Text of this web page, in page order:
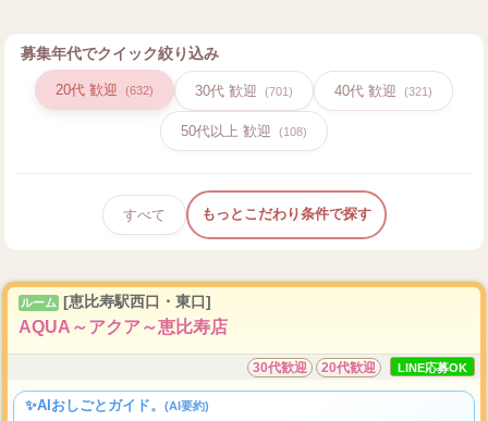
募集年代でクイック絞り込み
20代 歓迎 (632) 30代 歓迎 (701) 40代 歓迎 (321)
50代以上 歓迎 (108)
すべて もっとこだわり条件で探す
ルーム [恵比寿駅西口・東口]
AQUA～アクア～恵比寿店
30代歓迎 20代歓迎 LINE応募OK
✨AIおしごとガイド。 (AI要約)